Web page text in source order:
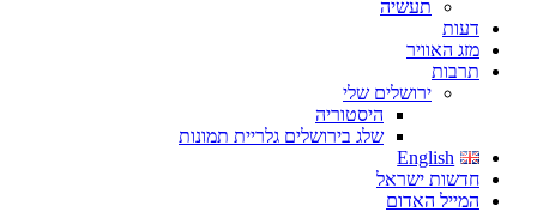
תעשיה
דעות
מזג האוויר
תרבות
ירושלים שלי
היסטוריה
שלג בירושלים גלריית תמונות
English
חדשות ישראל
המייל האדום